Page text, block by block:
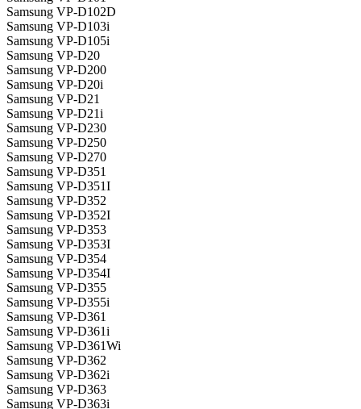
Samsung VP-D102D
Samsung VP-D103i
Samsung VP-D105i
Samsung VP-D20
Samsung VP-D200
Samsung VP-D20i
Samsung VP-D21
Samsung VP-D21i
Samsung VP-D230
Samsung VP-D250
Samsung VP-D270
Samsung VP-D351
Samsung VP-D351I
Samsung VP-D352
Samsung VP-D352I
Samsung VP-D353
Samsung VP-D353I
Samsung VP-D354
Samsung VP-D354I
Samsung VP-D355
Samsung VP-D355i
Samsung VP-D361
Samsung VP-D361i
Samsung VP-D361Wi
Samsung VP-D362
Samsung VP-D362i
Samsung VP-D363
Samsung VP-D363i